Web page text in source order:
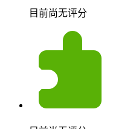
目前尚无评分